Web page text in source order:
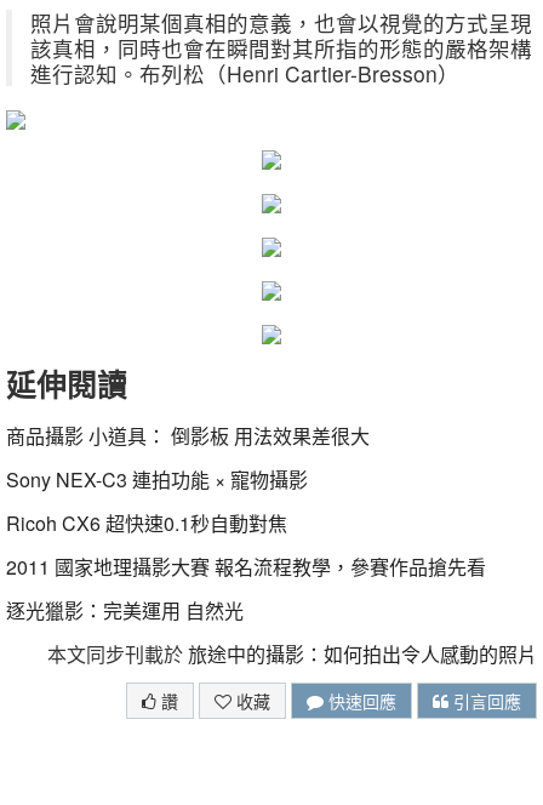
照片會說明某個真相的意義，也會以視覺的方式呈現
該真相，同時也會在瞬間對其所指的形態的嚴格架構
進行認知。布列松（Henri Cartier-Bresson）
延伸閱讀
商品攝影 小道具： 倒影板 用法效果差很大
Sony NEX-C3 連拍功能 × 寵物攝影
Ricoh CX6 超快速0.1秒自動對焦
2011 國家地理攝影大賽 報名流程教學，參賽作品搶先看
逐光獵影：完美運用 自然光
本文同步刊載於旅途中的攝影：如何拍出令人感動的照片
讚 收藏 快速回應 引言回應